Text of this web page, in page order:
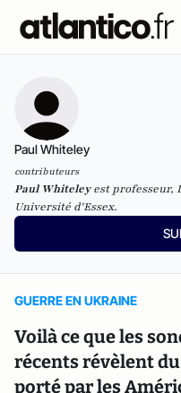
Paul Whiteley
contributeurs
Paul Whiteleyest professeur,
Université d'Essex.
GUERRE EN UKRAINE
Voilà ce que les
récents révèlent
porté par les